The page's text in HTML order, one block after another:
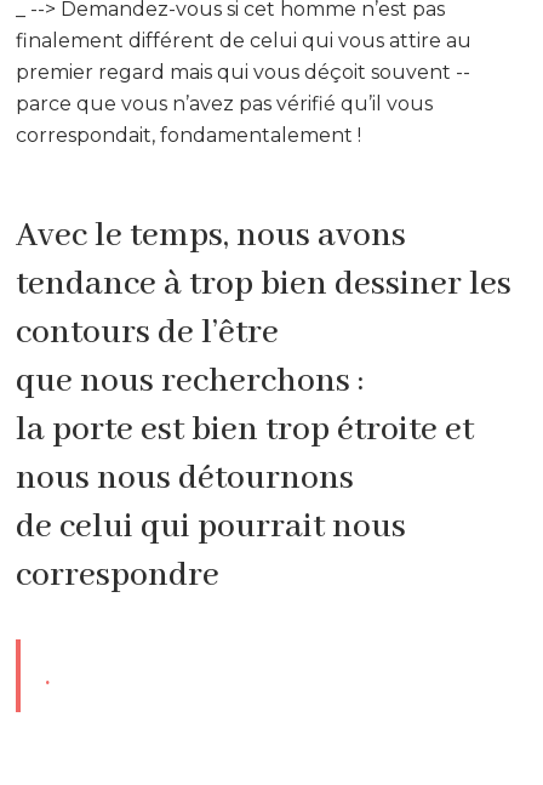
_ --> Demandez-vous si cet homme n’est pas
finalement différent de celui qui vous attire au
premier regard mais qui vous déçoit souvent --
parce que vous n’avez pas vérifié qu’il vous
correspondait, fondamentalement !
Avec le temps, nous avons
tendance à trop bien dessiner les
contours de l’être
que nous recherchons :
la porte est bien trop étroite et
nous nous détournons
de celui qui pourrait nous
correspondre
.